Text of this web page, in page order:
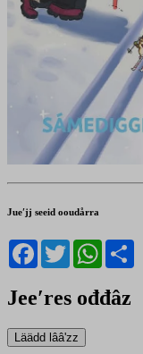
Jueʹjj seeid ooudårra
Facebook
Twitter
Jeeʹres ođđâz